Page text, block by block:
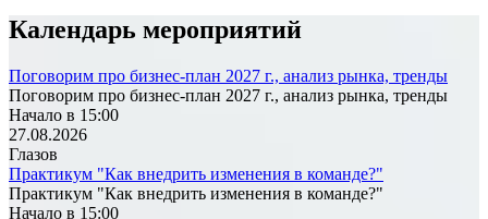
Календарь мероприятий
Поговорим про бизнес-план 2027 г., анализ рынка, тренды
Поговорим про бизнес-план 2027 г., анализ рынка, тренды
Начало в 15:00
27.08.2026
Глазов
Практикум "Как внедрить изменения в команде?"
Практикум "Как внедрить изменения в команде?"
Начало в 15:00